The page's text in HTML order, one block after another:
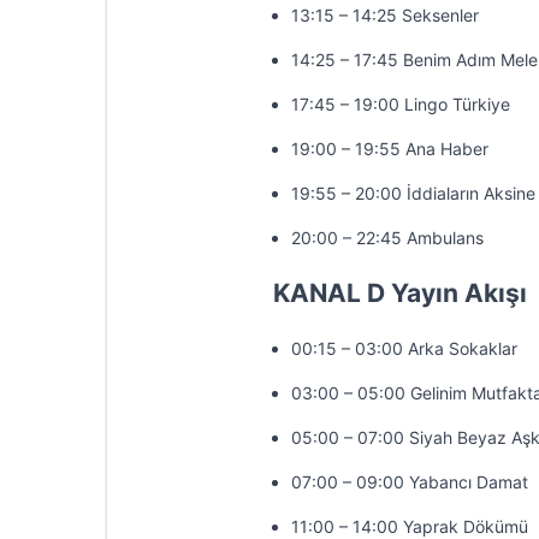
13:15 – 14:25 Seksenler
14:25 – 17:45 Benim Adım
17:45 – 19:00 Lingo Türkiye
19:00 – 19:55 Ana Haber
19:55 – 20:00 İddiaların Aksine
20:00 – 22:45 Ambulans
KANAL D Yayın Akışı
00:15 – 03:00 Arka Sokaklar
03:00 – 05:00 Gelinim
05:00 – 07:00 Siyah Beyaz Aşk
07:00 – 09:00 Yabancı Damat
11:00 – 14:00 Yaprak Dökümü